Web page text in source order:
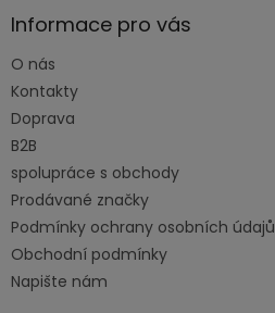
aInformace pro vás
O nás
Kontakty
Doprava
B2B
spolupráce s obchody
Prodávané značky
Podmínky ochrany osobních údajů
Obchodní podmínky
Napište nám